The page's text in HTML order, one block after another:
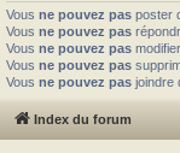
Vous ne pouvez pas poster
Vous ne pouvez pas
Vous ne pouvez pas
Vous ne pouvez pas
Vous ne pouvez pas joindre
Index du forum